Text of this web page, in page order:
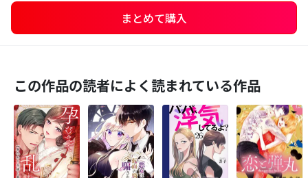
まとめて購入
この作品の読者によく読まれている作品